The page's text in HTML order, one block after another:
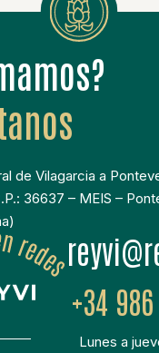
de Vilagarcia a
36637 – MEIS –
+34
Lunes a